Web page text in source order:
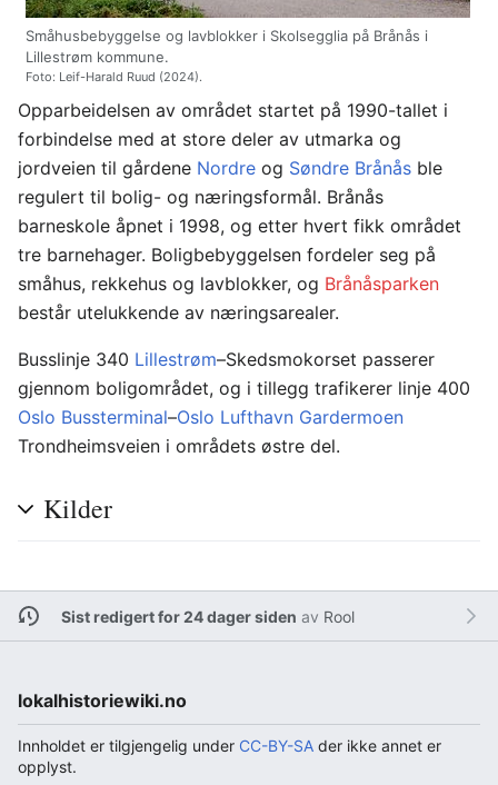
Småhusbebyggelse og lavblokker i Skolsegglia på Brånås i
Lillestrøm kommune.
Foto: Leif-Harald Ruud (2024).
Opparbeidelsen av området startet på 1990-tallet i
forbindelse med at store deler av utmarka og
jordveien til gårdene Nordre og Søndre Brånås ble
regulert til bolig- og næringsformål. Brånås
barneskole åpnet i 1998, og etter hvert fikk området
tre barnehager. Boligbebyggelsen fordeler seg på
småhus, rekkehus og lavblokker, og Brånåsparken
består utelukkende av næringsarealer.
Busslinje 340 Lillestrøm–Skedsmokorset passerer
gjennom boligområdet, og i tillegg trafikerer linje 400
Oslo Bussterminal–Oslo Lufthavn Gardermoen
Trondheimsveien i områdets østre del.
Kilder
Sist redigert for 24 dager siden av Rool
lokalhistoriewiki.no
Innholdet er tilgjengelig under CC-BY-SA der ikke annet er
opplyst.